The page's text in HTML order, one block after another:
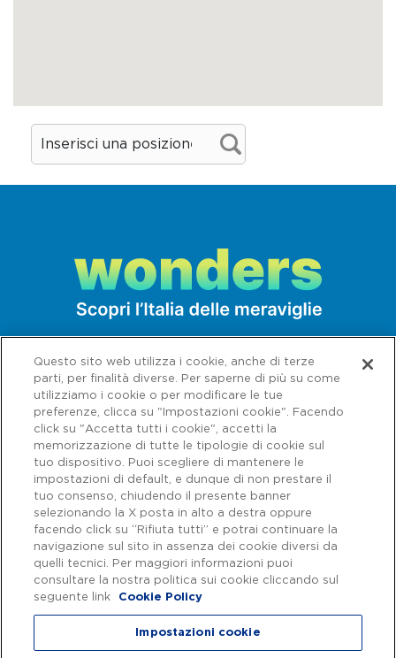
Dove mangiare
Borgo Antico
Tel. 389 8536923
osteriadelborgoantico@gmail.com
borgoanticosteria.it
L'osteria, nata dalla passione di Giulio e
Miriam per la propria terra, è il tempio della
ricerca e dell'equilibrio culinario. Nei piatti
si trova uno stretto legame tra le origini di
Giulio e le sue esperienze in Brasile. Sono
proposti un menu à la carte e uno
degustazione. Miriam è anche sommelier e
può suggerire i giusti abbinamenti tra vino
e pietanza scelta. Nella stagione estiva si
può cenare all'aperto nel grazioso dehors.
Dove dormire
Capitale sociale € 622.027.000,00 interamente versato - Codice fiscale e
n. di iscrizione al Registro delle Imprese di Roma 07516911000 | C.C.I.A.A.
Roma n. 1037417 - P.IVA: 07516911000 - Sede Legale: via A. Bergamini, 50
Autostrade per l'Italia Spa, Tutti i diritti riservati
Questo sito web utilizza i cookie, anche di terze
parti, per finalità diverse. Per saperne di più su come
utilizziamo i cookie o per modificare le tue
preferenze, clicca su "Impostazioni cookie". Facendo
click su "Accetta tutti i cookie", accetti la
memorizzazione di tutte le tipologie di cookie sul
tuo dispositivo. Puoi scegliere di mantenere le
impostazioni di default, e dunque di non prestare il
tuo consenso, chiudendo il presente banner
selezionando la X posta in alto a destra oppure
facendo click su “Rifiuta tutti” e potrai continuare la
navigazione sul sito in assenza dei cookie diversi da
quelli tecnici. Per maggiori informazioni puoi
consultare la nostra politica sui cookie cliccando sul
seguente link
Cookie Policy
Impostazioni cookie